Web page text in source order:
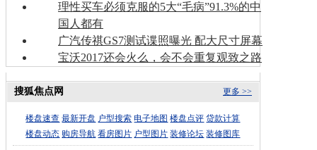
理性买车必须克服的5大“毛病”91.3%的中
国人都有
广汽传祺GS7测试谍照曝光 配大尺寸屏幕
宝沃2017还会火么，会不会重复观致之路
更多 >>
搜狐焦点网
楼盘速查 最新开盘 户型搜索 电子地图 楼盘点评 贷款计算
楼盘动态 购房导航 看房图片 户型图片 装修论坛 装修图库